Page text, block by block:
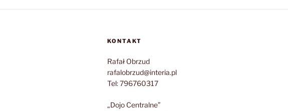
KONTAKT
Rafał Obrzud
rafalobrzud@interia.pl
Tel: 796760317
„Dojo Centralne”